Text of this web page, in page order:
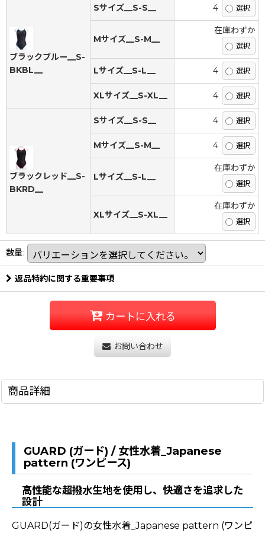
ブラックブルー__S-
BKBL__
Sサイズ__S-S__ 4
Mサイズ__S-M__
在庫わずか
Lサイズ__S-L__ 4
XLサイズ__S-XL__ 4
ブラックレッド__S-
BKRD__
Sサイズ__S-S__ 4
Mサイズ__S-M__ 4
Lサイズ__S-L__
在庫わずか
XLサイズ__S-XL__
在庫わずか
数量:
返品特約に関する重要事項
カートに入れる
お問い合わせ
商品詳細
GUARD (ガード) / 女性水着_Japanese
pattern (ワンピース)
高性能な超撥水生地を使用し、快適さを追求した
設計
GUARD(ガード)の女性水着_Japanese pattern (ワンピ